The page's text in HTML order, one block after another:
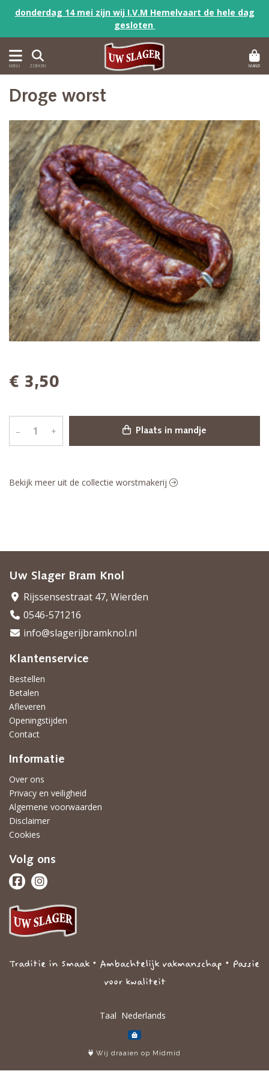
donderdag 14 mei zijn wij I.V.M Hemelvaart de hele dag
gesloten
MENU ZOEKEN MAND
Droge worst
€ 3,50
– + Plaats in mandje
Bekijk meer uit de collectie worstmakerij
Uw Slager Bram Knol
Rijssensestraat 47, Wierden
0546-571216
info@slagerijbramknol.nl
Klantenservice
Bestellen
Betalen
Afleveren
Openingstijden
Contact
Informatie
Over ons
Privacy en veiligheid
Algemene voorwaarden
Disclaimer
Cookies
Volg ons
Traditie in Smaak • Ambachtelijk vakmanschap • Passie
voor kwaliteit
Taal
Wij draaien op Midmid